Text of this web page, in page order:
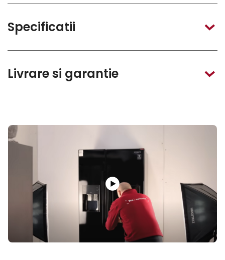
Specificatii
Livrare si garantie